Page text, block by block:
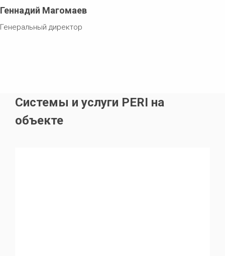
Геннадий Магомаев
Генеральный директор
Системы и услуги PERI на
объекте